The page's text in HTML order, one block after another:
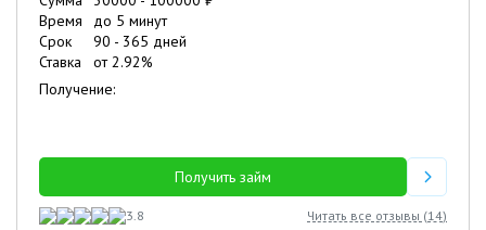
Время
до 5 минут
Срок
90 - 365 дней
Ставка
от2.92%
Получение:
Получить займ
3.8 Читать все отзывы (14)